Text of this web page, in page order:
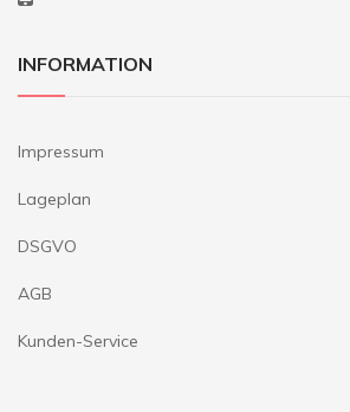
INFORMATION
Impressum
Lageplan
DSGVO
AGB
Kunden-Service